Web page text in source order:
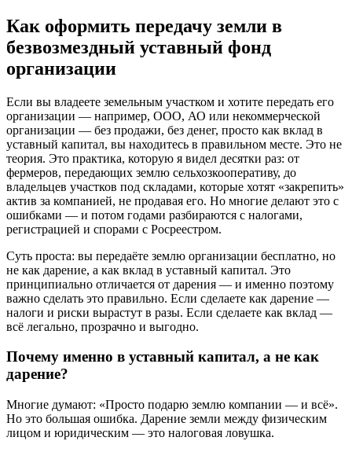
Как оформить передачу земли в
безвозмездный уставный фонд
организации
Если вы владеете земельным участком и хотите передать его
организации — например, ООО, АО или некоммерческой
организации — без продажи, без денег, просто как вклад в
уставный капитал, вы находитесь в правильном месте. Это не
теория. Это практика, которую я видел десятки раз: от
фермеров, передающих землю сельхозкооперативу, до
владельцев участков под складами, которые хотят «закрепить»
актив за компанией, не продавая его. Но многие делают это с
ошибками — и потом годами разбираются с налогами,
регистрацией и спорами с Росреестром.
Суть проста: вы передаёте землю организации бесплатно, но
не как дарение, а как вклад в уставный капитал. Это
принципиально отличается от дарения — и именно поэтому
важно сделать это правильно. Если сделаете как дарение —
налоги и риски вырастут в разы. Если сделаете как вклад —
всё легально, прозрачно и выгодно.
Почему именно в уставный капитал, а не как
дарение?
Многие думают: «Просто подарю землю компании — и всё».
Но это большая ошибка. Дарение земли между физическим
лицом и юридическим — это налоговая ловушка.